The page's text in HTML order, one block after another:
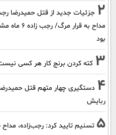
2 جزئیات جدید از قتل حمیدرضا
مداح به
بود
3 کته کردن برنج کار هر کسی
4 دستگیری چهار متهم قتل
ربایش
5 تسنیم تایید کرد: رجب‌زاده،